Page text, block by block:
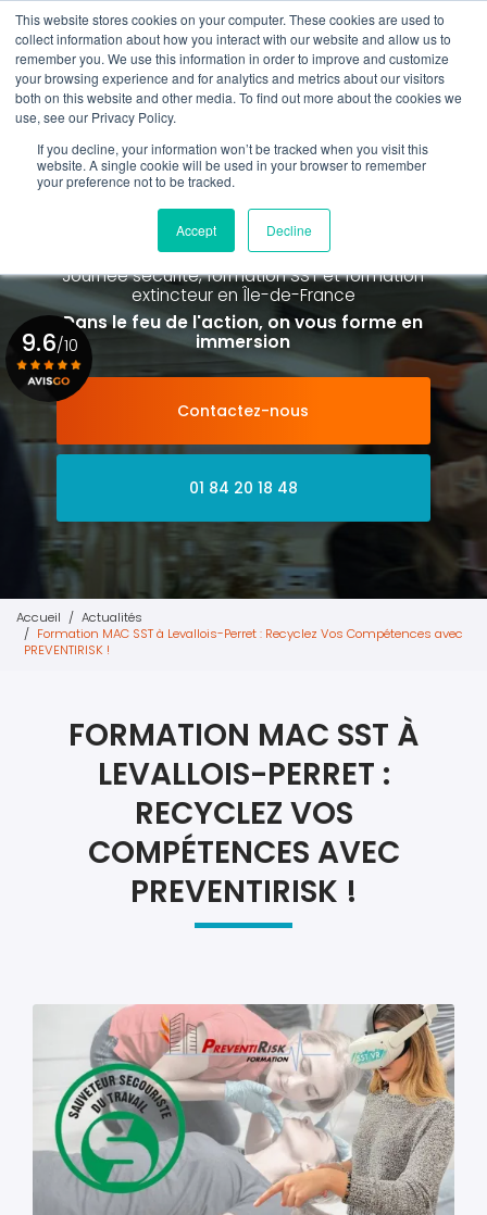
This website stores cookies on your computer. These cookies are used to
collect information about how you interact with our website and allow us to
remember you. We use this information in order to improve and customize
your browsing experience and for analytics and metrics about our visitors
both on this website and other media. To find out more about the cookies we
use, see our Privacy Policy.
If you decline, your information won’t be tracked when you visit this
website. A single cookie will be used in your browser to remember
your preference not to be tracked.
Accept Decline
Aller
au
contenu
principal
01 84 20 18 48
Rappel gratuit
Spécialiste de la formation SST et
de la Formation Incendie
à Paris La Défense depuis 2015
Journée sécurité, formation SST et formation
extincteuren Île-de-France
Dans le feu de l'action, on vous forme en
immersion
Contactez-nous
01 84 20 18 48
9.6/10
Voir le certificat
Accueil
Actualités
Formation MAC SST à Levallois-Perret : Recyclez Vos Compétences avec
PREVENTIRISK !
FORMATION MAC SST À
LEVALLOIS-PERRET :
RECYCLEZ VOS
COMPÉTENCES AVEC
PREVENTIRISK !